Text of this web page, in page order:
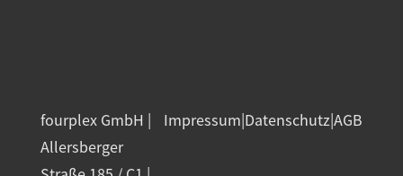
fourplex GmbH |
Allersberger
Impressum DatenschutzAGB